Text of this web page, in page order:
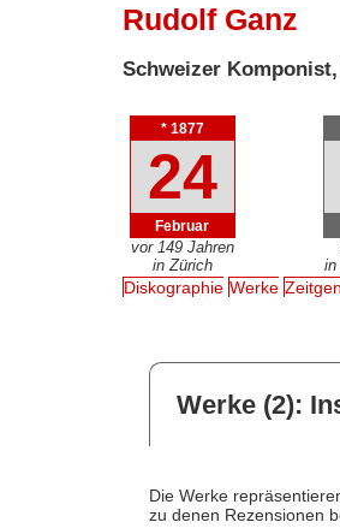
Rudolf Ganz
Schweizer
* 1877
24
Februar
vor 149 Jahren
in Zürich
in
Diskographie Werke
Werke (2):
Die Werke
zu denen Rezensionen